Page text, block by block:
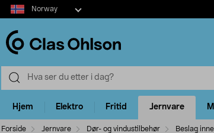
Select
market
Norway
Hjem Elektro Fritid Jernvare
Forside Jernvare Dør- og vindustilbehør Beslag